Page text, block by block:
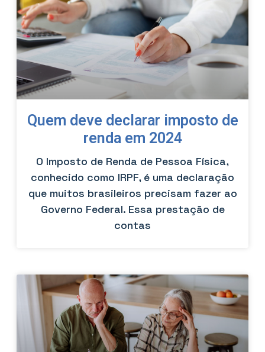
Quem deve declarar imposto de
renda em 2024
O Imposto de Renda de Pessoa Física,
conhecido como IRPF, é uma declaração
que muitos brasileiros precisam fazer ao
Governo Federal. Essa prestação de
contas